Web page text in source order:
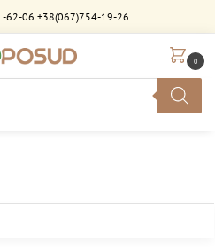
62-06 +38(067)754-19-26
0